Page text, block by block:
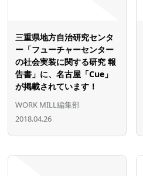
三重県地方自治研究センタ
ー「フューチャーセンター
の社会実装に関する研究 報
告書」に、名古屋「Cue」
が掲載されています！
WORK MILL編集部
2018.04.26